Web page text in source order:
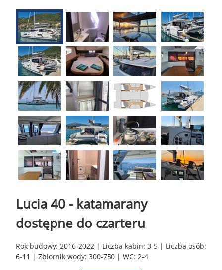
Lucia 40 - katamarany
dostępne do czarteru
Rok budowy: 2016-2022 | Liczba kabin: 3-5 | Liczba osób:
6-11 | Zbiornik wody: 300-750 | WC: 2-4